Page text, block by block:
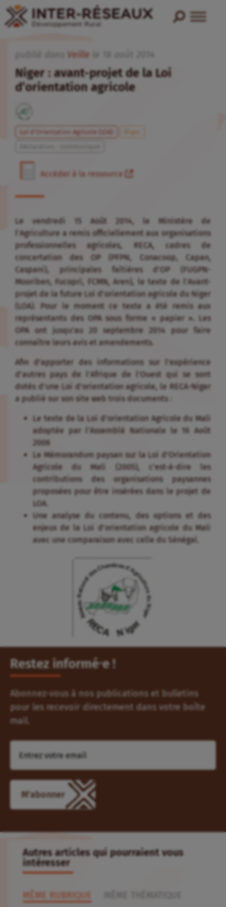
Veille
Niger : avant-projet de la Loi
d’orientation agricole
Loi d'Orientation Agricole (LOA)
Niger
Accéder à la ressource
Le vendredi 15 Août 2014, le Ministère de
l’Agriculture a remis officiellement aux organisations
professionnelles agricoles, RECA, cadres de
concertation des OP (PFPN, Conacoop, Capan,
Caspani), principales faîtières d’OP (FUGPN-
Mooriben, Fucopri, FCMN, Aren), le texte de l’Avant-
projet de la future Loi d’orientation agricole du Niger
(LOA). Pour le moment ce texte a été remis aux
représentants des OPA sous forme « papier ». Les
OPA ont jusqu’au 20 septembre 2014 pour faire
connaître leurs avis et amendements.
Afin d’apporter des informations sur l’expérience
d’autres pays de l’Afrique de l’Ouest qui se sont
dotés d’une Loi d’orientation agricole, le RECA-Niger
a publié sur son site web trois documents :
Le texte de la Loi d’orientation Agricole du Mali
adoptée par l’Assemblé Nationale le 16 Août
2006
Le Mémorandum paysan sur la Loi d’Orientation
Agricole du Mali (2005), c’est-à-dire les
contributions des organisations paysannes
proposées pour être insérées dans le projet de
LOA.
Une analyse du contenu, des options et des
enjeux de la Loi d’orientation agricole du Mali
avec une comparaison avec celle du Sénégal.
Restez informé⸱e !
Abonnez-vous à nos publications et bulletins
pour les recevoir directement dans votre boîte
mail.
M'abonner
Autres articles qui pourraient vous
intéresser
MÊME RUBRIQUE